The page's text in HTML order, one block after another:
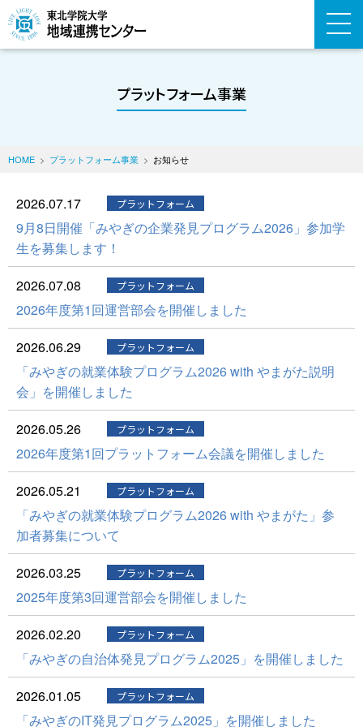
プラットフォーム事業
HOME プラットフォーム事業 お知らせ
2026.07.17 プラットフォーム
9月8日開催「みやぎの企業発見プログラム2026」参加学
生を募集します！
2026.07.08
プラットフォーム
2026年度第1回運営部会を開催しました
2026.06.29
プラットフォーム
「みやぎの就業体験プログラム2026 with やまがた説明
会」を開催しました
2026.05.26
プラットフォーム
2026年度第1回プラットフォーム会議を開催しました
2026.05.21
プラットフォーム
「みやぎの就業体験プログラム2026 with やまがた」参
加者募集について
2026.03.25
プラットフォーム
2025年度第3回運営部会を開催しました
2026.02.20
プラットフォーム
「みやぎの自治体発見プログラム2025」を開催しました
2026.01.05
プラットフォーム
「みやぎのIT発見プログラム2025」を開催しました